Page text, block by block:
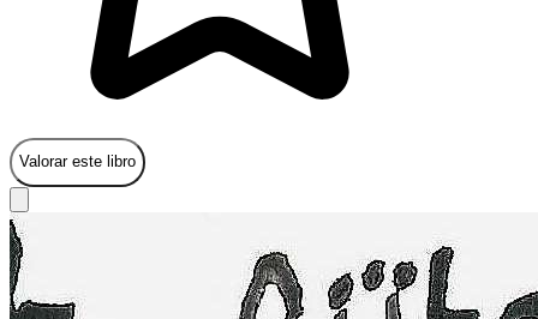
Valorar este libro